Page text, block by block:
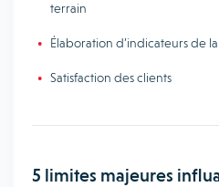
terrain
Élaboration d’indicateurs de
Satisfaction des clients
5 limites majeures